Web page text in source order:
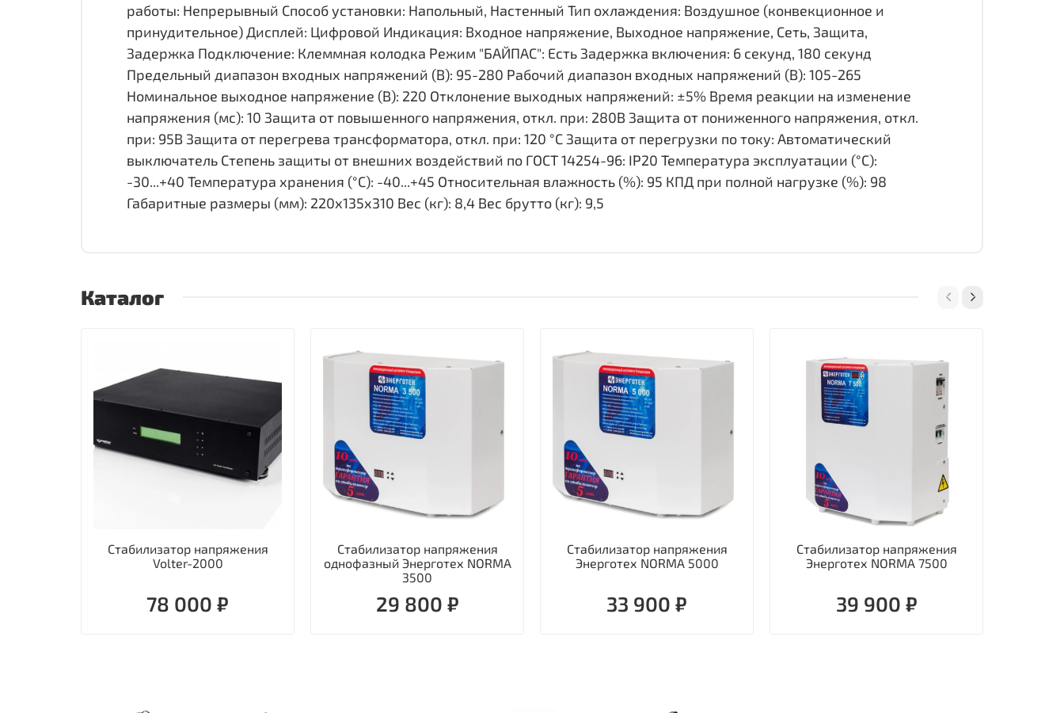
работы: Непрерывный Способ установки: Напольный, Настенный Тип охлаждения: Воздушное (конвекционное и
принудительное) Дисплей: Цифровой Индикация: Входное напряжение, Выходное напряжение, Сеть, Защита,
Задержка Подключение: Клеммная колодка Режим "БАЙПАС": Есть Задержка включения: 6 секунд, 180 секунд
Предельный диапазон входных напряжений (В): 95-280 Рабочий диапазон входных напряжений (В): 105-265
Номинальное выходное напряжение (В): 220 Отклонение выходных напряжений: ±5% Время реакции на изменение
напряжения (мс): 10 Защита от повышенного напряжения, откл. при: 280В Защита от пониженного напряжения, откл.
при: 95В Защита от перегрева трансформатора, откл. при: 120 °С Защита от перегрузки по току: Автоматический
выключатель Степень защиты от внешних воздействий по ГОСТ 14254-96: IP20 Температура эксплуатации (°С):
-30...+40 Температура хранения (°С): -40...+45 Относительная влажность (%): 95 КПД при полной нагрузке (%): 98
Габаритные размеры (мм): 220х135х310 Вес (кг): 8,4 Вес брутто (кг): 9,5
Каталог
Стабилизатор напряжения
Volter-2000
78 000 ₽
Стабилизатор напряжения
однофазный Энерготех NORMA
3500
29 800 ₽
Стабилизатор напряжения
Энерготех NORMA 5000
33 900 ₽
Стабилизатор напряжения
Энерготех NORMA 7500
39 900 ₽